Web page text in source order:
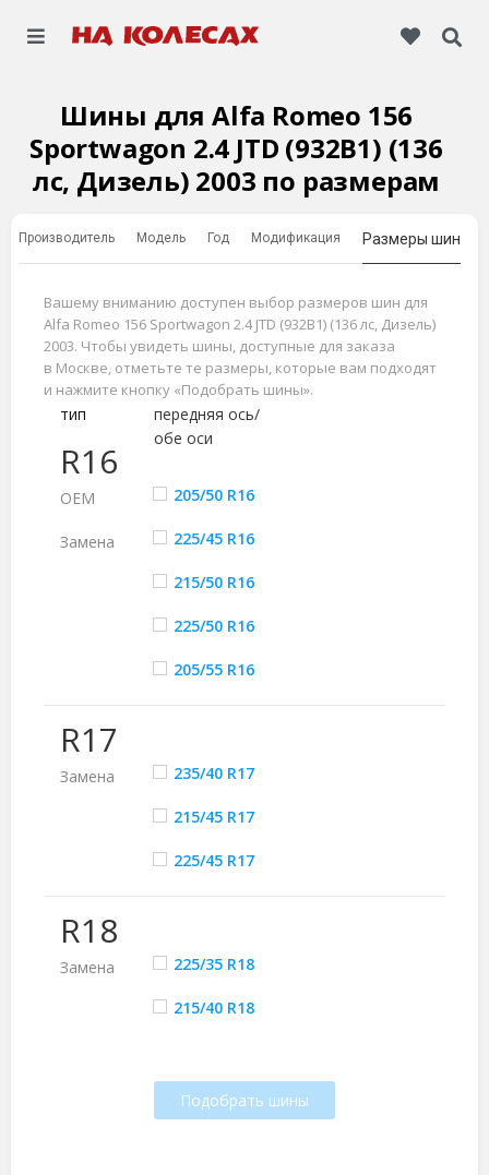
Шины для Alfa Romeo 156
Sportwagon 2.4 JTD (932B1) (136
лс, Дизель) 2003 по размерам
Производитель Модель Год Модификация Размеры шин
Вашему вниманию доступен выбор размеров шин для
Alfa Romeo 156 Sportwagon 2.4 JTD (932B1) (136 лс, Дизель)
2003. Чтобы увидеть шины, доступные для заказа
в Москве, отметьте те размеры, которые вам подходят
и нажмите кнопку «Подобрать шины».
R16
тип
передняя ось/
обе оси
ОЕМ 205/50 R16
Замена 225/45 R16
215/50 R16
225/50 R16
205/55 R16
R17
Замена 235/40 R17
215/45 R17
225/45 R17
R18
Замена 225/35 R18
215/40 R18
Подобрать шины